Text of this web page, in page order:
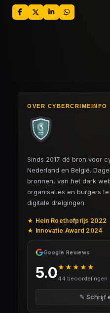
D
e
D
e
S
h
D
e
OVER CYBERCRIMEINFO
Sinds 2017 dé bron voor
Nederland en België.
bronnen, van het dark
organisaties en burgers
digitale dreigingen.
★ Hein Roethofprijs 2022
★ Innovatie Award 2024
Google Reviews
5.0★★★★★
44 beoordelingen
✎ Schrijf